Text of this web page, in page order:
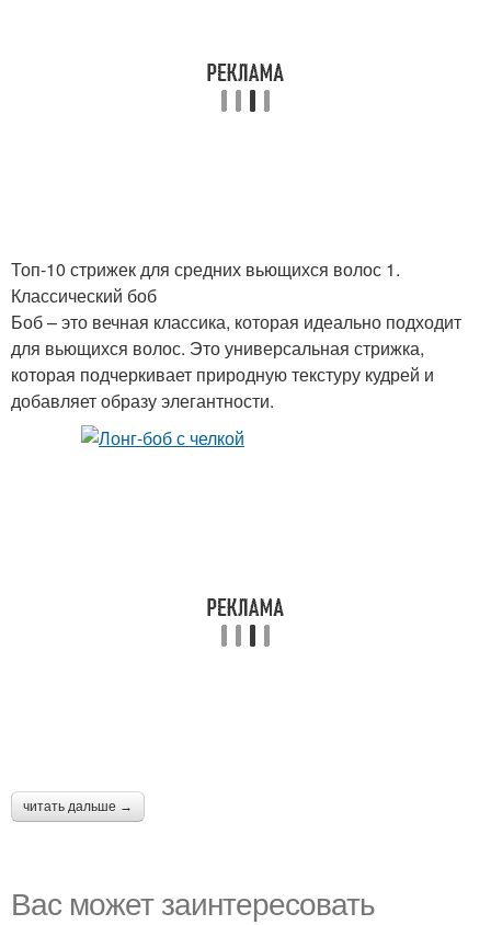
Топ-10 стрижек для средних вьющихся волос 1.
Классический боб
Боб – это вечная классика, которая идеально подходит
для вьющихся волос. Это универсальная стрижка,
которая подчеркивает природную текстуру кудрей и
добавляет образу элегантности.
читать дальше →
Вас может заинтересовать